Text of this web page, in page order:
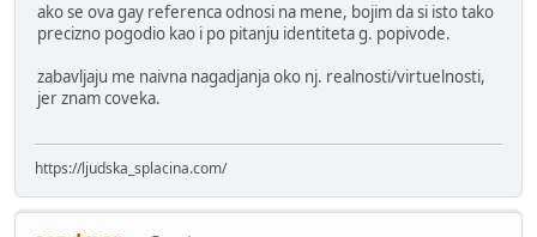
ako se ova gay referenca odnosi na mene, bojim da si isto tako
precizno pogodio kao i po pitanju identiteta g. popivode.
zabavljaju me naivna nagadjanja oko nj. realnosti/virtuelnosti,
jer znam coveka.
https://ljudska_splacina.com/